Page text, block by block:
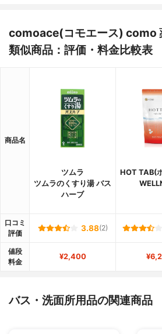
comoace(コモエース) como
類似商品：評価・料金比較表
商品名
ツムラ
ツムラのくすり湯 バス
ハーブ
HOT TAB(
口コミ
評価
3.88(2)
値段
料金
¥2,400
バス・洗面所用品の関連商品